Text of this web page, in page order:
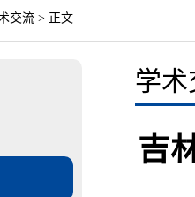
交流 > 正文
学术
吉